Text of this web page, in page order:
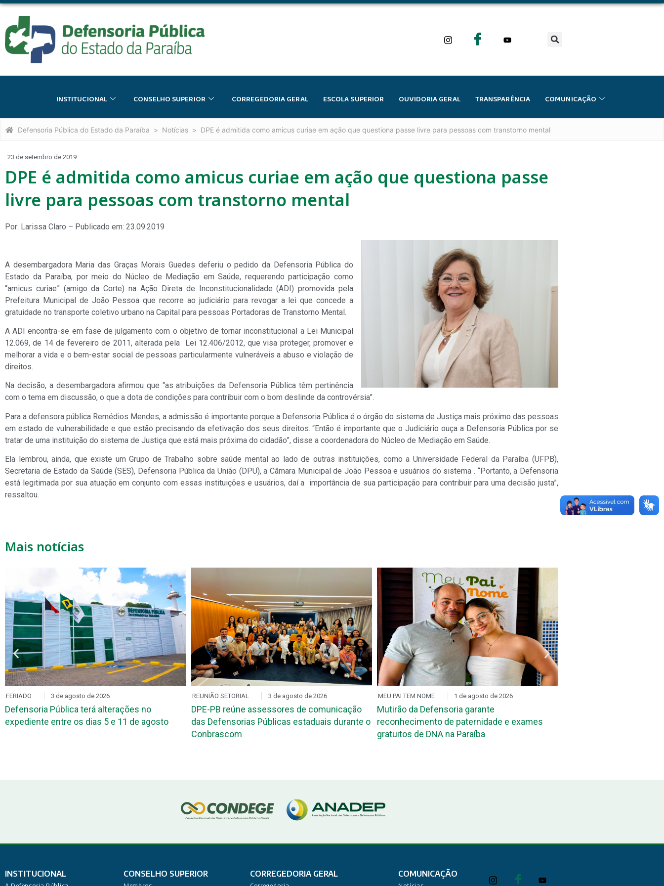
INSTITUCIONAL CONSELHO SUPERIOR CORREGEDORIA GERAL ESCOLA SUPERIOR OUVIDORIA GERAL TRANSPARÊNCIA COMUNICAÇÃO
Defensoria Pública do Estado da Paraíba Notícias DPE é admitida como amicus curiae em ação que questiona passe livre para pessoas com transtorno mental
23 de setembro de 2019
DPE é admitida como amicus curiae em ação que questiona passe
livre para pessoas com transtorno mental
Por: Larissa Claro – Publicado em: 23.09.2019
A desembargadora Maria das Graças Morais Guedes deferiu o pedido da Defensoria Pública do
Estado da Paraíba, por meio do Núcleo de Mediação em Saúde, requerendo participação como
“amicus curiae” (amigo da Corte) na Ação Direta de Inconstitucionalidade (ADI) promovida pela
Prefeitura Municipal de João Pessoa que recorre ao judiciário para revogar a lei que concede a
gratuidade no transporte coletivo urbano na Capital para pessoas Portadoras de Transtorno Mental.
A ADI encontra-se em fase de julgamento com o objetivo de tornar inconstitucional a Lei Municipal
12.069, de 14 de fevereiro de 2011, alterada pela Lei 12.406/2012, que visa proteger, promover e
melhorar a vida e o bem-estar social de pessoas particularmente vulneráveis a abuso e violação de
direitos.
Na decisão, a desembargadora afirmou que “as atribuições da Defensoria Pública têm pertinência
com o tema em discussão, o que a dota de condições para contribuir com o bom deslinde da controvérsia”.
Para a defensora pública Remédios Mendes, a admissão é importante porque a Defensoria Pública é o órgão do sistema de Justiça mais próximo das pessoas
em estado de vulnerabilidade e que estão precisando da efetivação dos seus direitos. “Então é importante que o Judiciário ouça a Defensoria Pública por se
tratar de uma instituição do sistema de Justiça que está mais próxima do cidadão”, disse a coordenadora do Núcleo de Mediação em Saúde.
Ela lembrou, ainda, que existe um Grupo de Trabalho sobre saúde mental ao lado de outras instituições, como a Universidade Federal da Paraíba (UFPB),
Secretaria de Estado da Saúde (SES), Defensoria Pública da União (DPU), a Câmara Municipal de João Pessoa e usuários do sistema . “Portanto, a Defensoria
está legitimada por sua atuação em conjunto com essas instituições e usuários, daí a importância de sua participação para contribuir para uma decisão justa”,
ressaltou.
Mais notícias
FERIADO 3 de agosto de 2026
Defensoria Pública terá alterações no
expediente entre os dias 5 e 11 de agosto
REUNIÃO SETORIAL 3 de agosto de 2026
DPE-PB reúne assessores de comunicação
das Defensorias Públicas estaduais durante o
Conbrascom
MEU PAI TEM NOME 1 de agosto de 2026
Mutirão da Defensoria garante
reconhecimento de paternidade e exames
gratuitos de DNA na Paraíba
INSTITUCIONAL CONSELHO SUPERIOR CORREGEDORIA GERAL COMUNICAÇÃO